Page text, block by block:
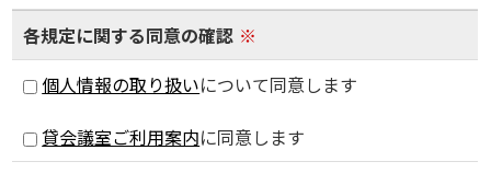
各規定に関する同意の確認 ※
個人情報の取り扱いについて同意します
貸会議室ご利用案内に同意します